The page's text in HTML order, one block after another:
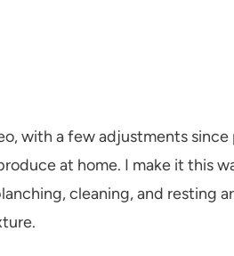
with a few adjustments
at home. I make it this
cleaning, and resting